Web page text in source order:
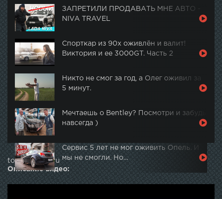
ЗАПРЕТИЛИ ПРОДАВАТЬ МНЕ АВТО -
NIVA TRAVEL
Спорткар из 90х оживлён и валит!
Виктория и ее 3000GT. Часть 2
Никто не смог за год, а Олег оживил за
5 минут.
Мечтаешь о Bentley? Посмотри и забудь
навсегда )
Сервис 5 лет не мог оживить Опель. И
мы не смогли. Но…
topautotube.ru
Описание видео: